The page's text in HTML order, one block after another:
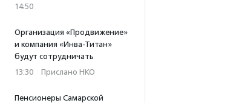
14:50
Организация «Продвижение»
и компания «Инва-Титан»
будут сотрудничать
13:30 · Прислано НКО
Пенсионеры Самарской